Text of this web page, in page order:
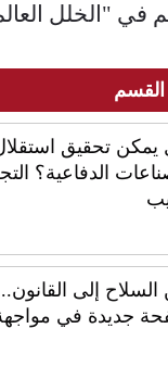
في "الخلل
يمكن تحقيق
الدفاعية؟
إلى القانون..
جديدة في